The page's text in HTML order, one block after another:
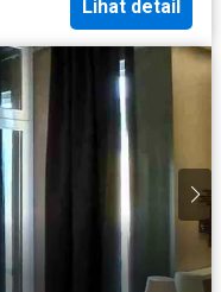
Lihat detail